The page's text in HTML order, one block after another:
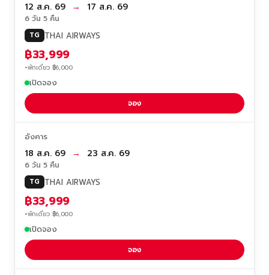
12 ส.ค. 69 → 17 ส.ค. 69
6 วัน 5 คืน
TG THAI AIRWAYS
฿33,999
+พักเดี่ยว ฿6,000
เปิดจอง
จอง
อังคาร
18 ส.ค. 69 → 23 ส.ค. 69
6 วัน 5 คืน
TG THAI AIRWAYS
฿33,999
+พักเดี่ยว ฿6,000
เปิดจอง
จอง